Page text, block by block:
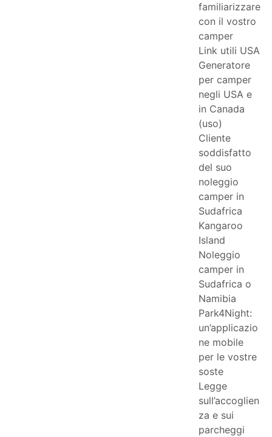
familiarizzare
con il vostro
camper
Link utili USA
Generatore
per camper
negli USA e
in Canada
(uso)
Cliente
soddisfatto
del suo
noleggio
camper in
Sudafrica
Kangaroo
Island
Noleggio
camper in
Sudafrica o
Namibia
Park4Night:
un’applicazio
ne mobile
per le vostre
soste
Legge
sull’accoglien
za e sui
parcheggi